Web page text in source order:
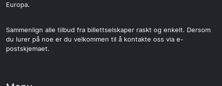
Europa.
Sammenlign alle tilbud fra billettselskaper raskt og enkelt. Dersom
du lurer på noe er du velkommen til å kontakte oss via e-
postskjemaet.